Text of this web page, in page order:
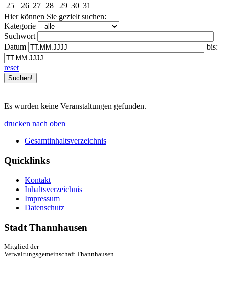
25
26 27 28 29 30 31
Hier können Sie gezielt suchen:
Kategorie
Suchwort
Datum
bis:
reset
Es wurden keine Veranstaltungen gefunden.
drucken nach oben
Gesamtinhaltsverzeichnis
Quicklinks
Kontakt
Inhaltsverzeichnis
Impressum
Datenschutz
Stadt Thannhausen
Mitglied der
Verwaltungsgemeinschaft Thannhausen